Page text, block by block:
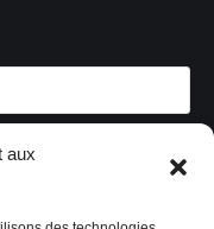
aux